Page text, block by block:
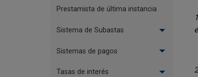
Prestamista de última instancia
Sistema de Subastas
Sistemas de pagos
Tasas de interés